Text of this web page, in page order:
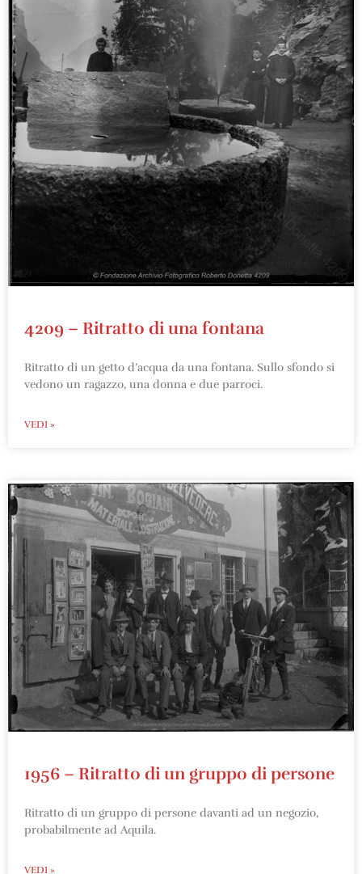
4209 – Ritratto di una fontana
Ritratto di un getto d’acqua da una fontana. Sullo sfondo si
vedono un ragazzo, una donna e due parroci.
VEDI »
1956 – Ritratto di un gruppo di persone
Ritratto di un gruppo di persone davanti ad un negozio,
probabilmente ad Aquila.
VEDI »